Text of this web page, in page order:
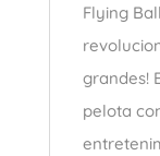
Flying
grandes!
pelota